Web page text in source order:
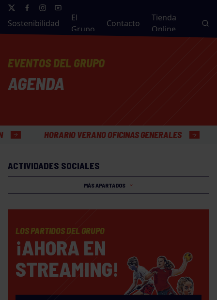
Sostenibilidad
El
Grupo
Contacto
Tienda
Online
EVENTOS DEL GRUPO
AGENDA
HORARIO VERANO OFICINAS GENERALES
ACTIVIDADES SOCIALES
MÁS APARTADOS
LOS PARTIDOS DEL GRUPO
¡AHORA EN
STREAMING!